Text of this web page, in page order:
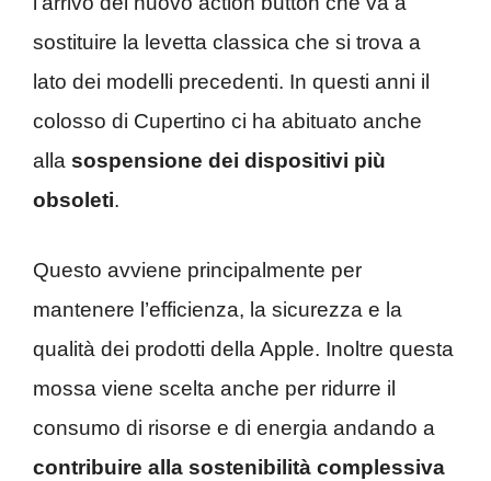
sostituire la levetta classica che si trova a
lato dei modelli precedenti. In questi anni il
colosso di Cupertino ci ha abituato anche
alla sospensione dei dispositivi più
obsoleti.
Questo avviene principalmente per
mantenere l’efficienza, la sicurezza e la
qualità dei prodotti della Apple. Inoltre questa
mossa viene scelta anche per ridurre il
consumo di risorse e di energia andando a
contribuire alla sostenibilità complessiva